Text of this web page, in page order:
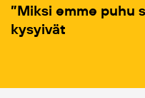
”Miksi emme puhu
kysyivät